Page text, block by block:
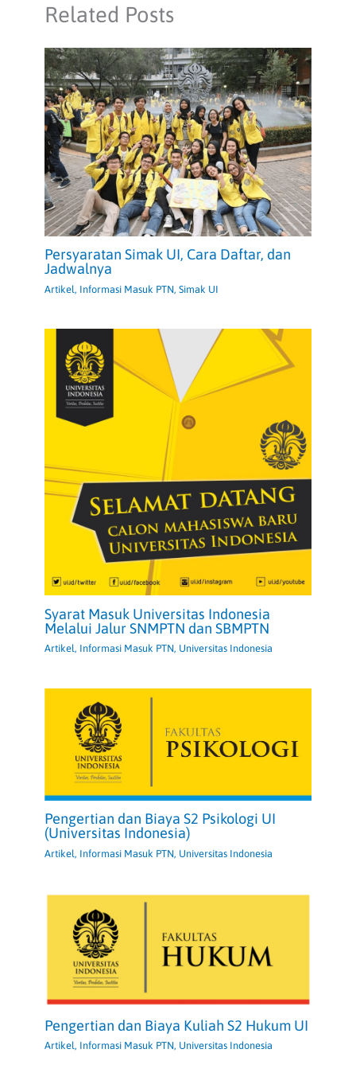
Related Posts
Persyaratan Simak UI, Cara Daftar, dan
Jadwalnya
Artikel, Informasi Masuk PTN,Simak UI
Syarat Masuk Universitas Indonesia
Melalui Jalur SNMPTN dan SBMPTN
Artikel, Informasi Masuk PTN, Universitas Indonesia
Pengertian dan Biaya S2 Psikologi UI
(Universitas Indonesia)
Artikel, Informasi Masuk PTN, Universitas Indonesia
Pengertian dan Biaya Kuliah S2 Hukum UI
Artikel, Informasi Masuk PTN, Universitas Indonesia